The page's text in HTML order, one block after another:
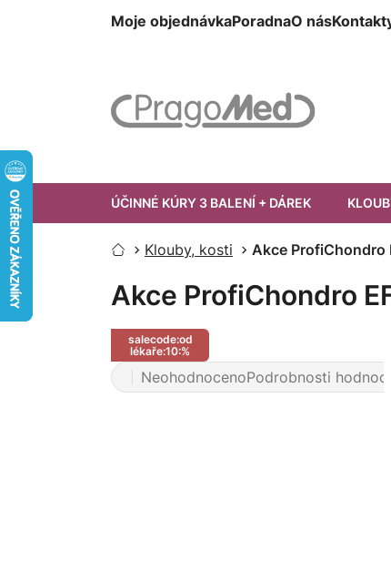
Moje objednávkaPoradnaO nás
ÚČINNÉ KÚRY 3 BALENÍ + DÁREK
DomůKlouby, kosti Akce ProfiChondro
Akce ProfiChondro
salecode:od
lékaře:10:%
Průměrné
hodnocení
NeohodnocenoPodrobnosti